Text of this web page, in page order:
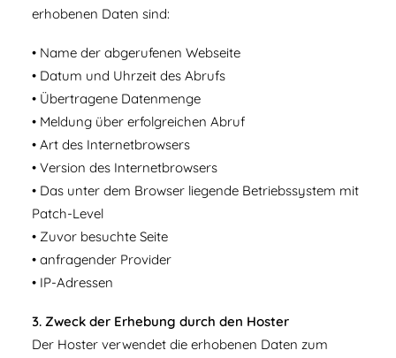
erhobenen Daten sind:
• Name der abgerufenen Webseite
• Datum und Uhrzeit des Abrufs
• Übertragene Datenmenge
• Meldung über erfolgreichen Abruf
• Art des Internetbrowsers
• Version des Internetbrowsers
• Das unter dem Browser liegende Betriebssystem mit
Patch-Level
• Zuvor besuchte Seite
• anfragender Provider
• IP-Adressen
3. Zweck der Erhebung durch den Hoster
Der Hoster verwendet die erhobenen Daten zum